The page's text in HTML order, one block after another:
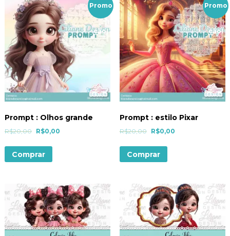
Promo
ção!
Prompt : Olhos grande
R$20,00 R$0,00
Comprar
Promo
ção!
Prompt : estilo Pixar
R$20,00 R$0,00
Comprar